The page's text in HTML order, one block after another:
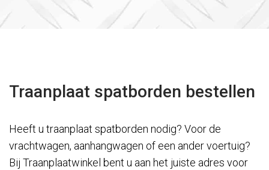
Traanplaat spatborden bestellen
Heeft u traanplaat spatborden nodig? Voor de
vrachtwagen, aanhangwagen of een ander voertuig?
Bij Traanplaatwinkel bent u aan het juiste adres voor